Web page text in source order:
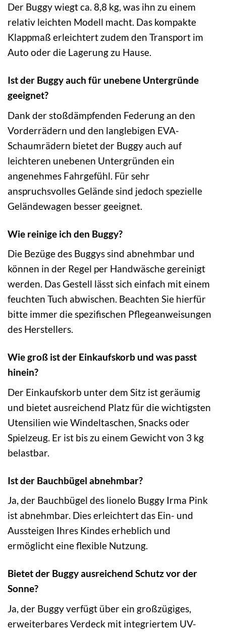
Der Buggy wiegt ca. 8,8 kg, was ihn zu einem
relativ leichten Modell macht. Das kompakte
Klappmaß erleichtert zudem den Transport im
Auto oder die Lagerung zu Hause.
Ist der Buggy auch für unebene Untergründe
geeignet?
Dank der stoßdämpfenden Federung an den
Vorderrädern und den langlebigen EVA-
Schaumrädern bietet der Buggy auch auf
leichteren unebenen Untergründen ein
angenehmes Fahrgefühl. Für sehr
anspruchsvolles Gelände sind jedoch spezielle
Geländewagen besser geeignet.
Wie reinige ich den Buggy?
Die Bezüge des Buggys sind abnehmbar und
können in der Regel per Handwäsche gereinigt
werden. Das Gestell lässt sich einfach mit einem
feuchten Tuch abwischen. Beachten Sie hierfür
bitte immer die spezifischen Pflegeanweisungen
des Herstellers.
Wie groß ist der Einkaufskorb und was passt
hinein?
Der Einkaufskorb unter dem Sitz ist geräumig
und bietet ausreichend Platz für die wichtigsten
Utensilien wie Windeltaschen, Snacks oder
Spielzeug. Er ist bis zu einem Gewicht von 3 kg
belastbar.
Ist der Bauchbügel abnehmbar?
Ja, der Bauchbügel des lionelo Buggy Irma Pink
ist abnehmbar. Dies erleichtert das Ein- und
Aussteigen Ihres Kindes erheblich und
ermöglicht eine flexible Nutzung.
Bietet der Buggy ausreichend Schutz vor der
Sonne?
Ja, der Buggy verfügt über ein großzügiges,
erweiterbares Verdeck mit integriertem UV-